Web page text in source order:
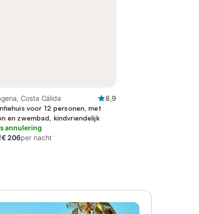
Costa Cálida
8,9
voor 12 personen, met
en zwembad, kindvriendelijk
annulering
€ 206per nacht